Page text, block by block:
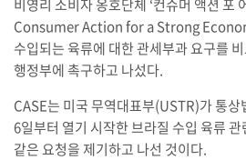
비영리 소비자 옹호단체 ‘컨슈머 액션 포
Consumer Action for a Strong
수입되는 육류에 대한 관세부과 요구를
행정부에 촉구하고 나섰다.
CASE는 미국 무역대표부(USTR)가 통상
6일부터 열기 시작한 브라질 수입 육류
같은 요청을 제기하고 나선 것이다.